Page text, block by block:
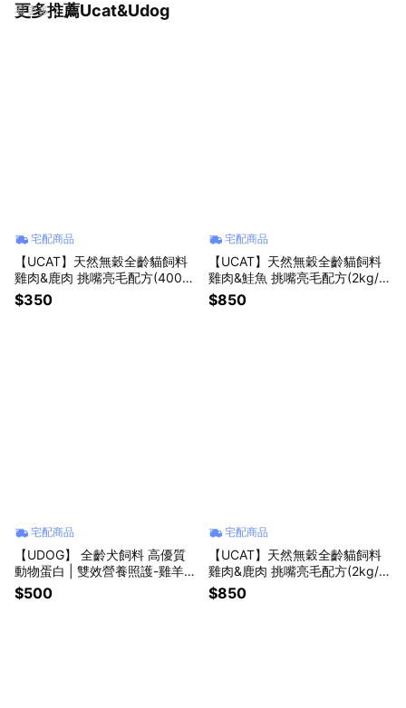
更多推薦Ucat&Udog
看更多
宅配商品
【UCAT】天然無穀全齡貓飼料
雞肉&鹿肉 挑嘴亮毛配方(400g/
包)
$350
宅配商品
【UCAT】天然無穀全齡貓飼料
雞肉&鮭魚 挑嘴亮毛配方(2kg/
包)
$850
宅配商品
【UDOG】 全齡犬飼料 高優質
動物蛋白 | 雙效營養照護-雞羊雙
拼 / 元氣美膚照護-牛羊雙拼 ( 2k
g/包)
$500
宅配商品
【UCAT】天然無穀全齡貓飼料
雞肉&鹿肉 挑嘴亮毛配方(2kg/
包)
$850